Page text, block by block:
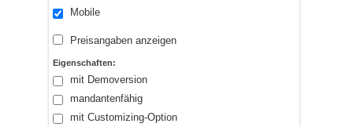
Mobile
Preisangaben anzeigen
Eigenschaften:
mit Demoversion
mandantenfähig
mit Customizing-Option